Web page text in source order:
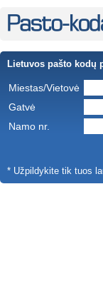
Lietuvos pašto kodų
Miestas/Vietovė
Gatvė
Namo nr.
* Užpildykite tik tuos